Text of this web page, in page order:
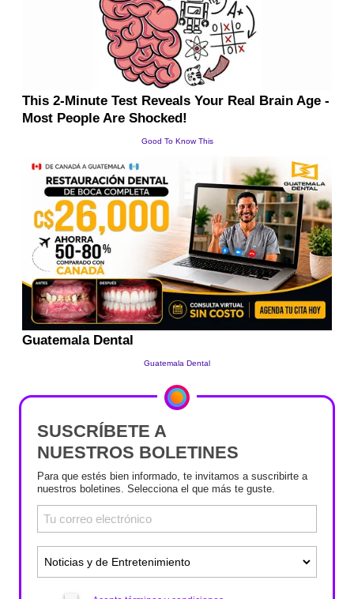
SUSCRÍBETE A
NUESTROS BOLETINES
Para que estés bien informado, te invitamos a suscribirte a
nuestros boletines. Selecciona el que más te guste.